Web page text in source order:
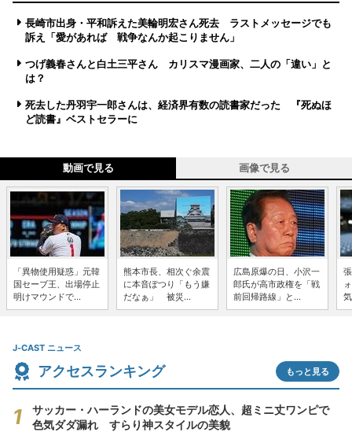
長崎市出身・平和訴えた美輪明宏さん死去 ラストメッセージでも
訴え「愛があれば 戦争なんか起こりません」
つげ義春さんと白土三平さん カリスマ漫画家、二人の「違い」と
は？
死去した丹羽宇一郎さんは、経済界有数の読書家だった 『死ぬほ
ど読書』ベストセラーに
動画で見る 画像で見る
「異物使用疑惑」元韓
国セーブ王、出場停止
明けマウンドで...
熊本市長、相次ぐ余震
に本音ぽつり「もう嫌
だなぁ」 被災...
広島原爆の日、小沢一
郎氏が高市政権を「戦
前回帰路線」と...
J-CAST ニュース
アクセスランキング もっと見る
サッカー・ハーランドの美女モデル恋人、超ミニ丈ワンピで
色気ダダ漏れ すらり神スタイルの美貌